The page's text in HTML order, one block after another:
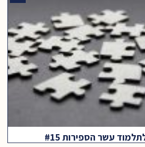
עשר הספירות #15